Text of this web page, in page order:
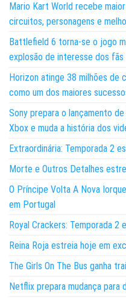
Mario Kart World recebe
circuitos, personagens e
Battlefield 6 torna-se o jogo
explosão de interesse dos fãs
Horizon atinge 38 milhões de
como um dos maiores
Sony prepara o lançamento
Xbox e muda a história dos
Extraordinária: Temporada 2
Morte e Outros Detalhes
O Príncipe Volta A Nova
em Portugal
Royal Crackers: Temporada 2
Reina Roja estreia hoje em
The Girls On The Bus ganha
Netflix prepara mudança para